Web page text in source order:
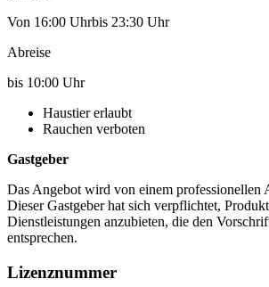
Von 16:00 Uhrbis 23:30 Uhr
Abreise
bis 10:00 Uhr
Haustier erlaubt
Rauchen verboten
Gastgeber
Das Angebot wird von einem professionellen
Dieser Gastgeber hat sich verpflichtet,
Dienstleistungen anzubieten, die den
entsprechen.
Lizenznummer